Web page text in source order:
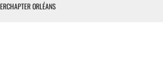
ORLÉANS